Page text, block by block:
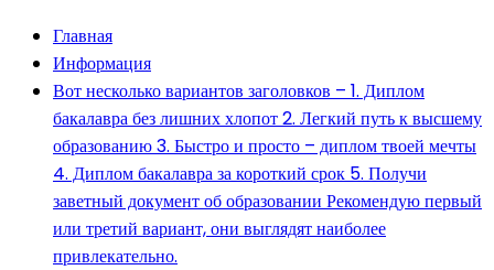
Главная
Информация
Вот несколько вариантов заголовков – 1. Диплом
бакалавра без лишних хлопот 2. Легкий путь к высшему
образованию 3. Быстро и просто – диплом твоей мечты
4. Диплом бакалавра за короткий срок 5. Получи
заветный документ об образовании Рекомендую первый
или третий вариант, они выглядят наиболее
привлекательно.